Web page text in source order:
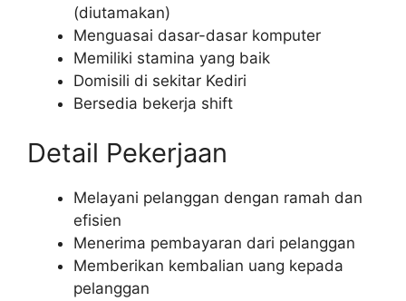
(diutamakan)
Menguasai dasar-dasar komputer
Memiliki stamina yang baik
Domisili di sekitar Kediri
Bersedia bekerja shift
Detail Pekerjaan
Melayani pelanggan dengan ramah dan
efisien
Menerima pembayaran dari pelanggan
Memberikan kembalian uang kepada
pelanggan